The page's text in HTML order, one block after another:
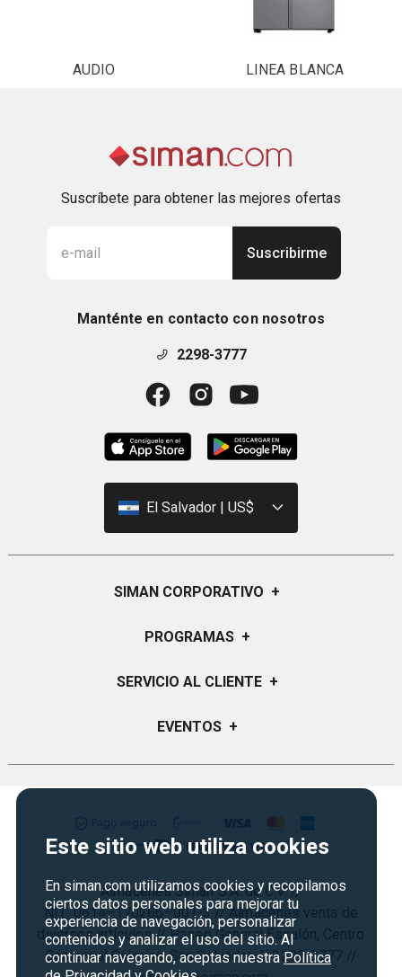
Este sitio web utiliza cookies
En siman.com utilizamos cookies y recopilamos
ciertos datos personales para mejorar tu
experiencia de navegación, personalizar
contenidos y analizar el uso del sitio. Al
continuar navegando, aceptas nuestra Política
AUDIO LINEA BLANCA
Suscríbete para obtener las mejores ofertas
Suscribirme
Manténte en contacto con nosotros
2298-3777
El Salvador | US$
SIMAN CORPORATIVO +
Quiénes Somos
Sucursales
PROGRAMAS +
Certificados de Regalo
Credisiman
Vende en Marketplace
SERVICIO AL CLIENTE +
Preguntas Frecuentes
Política de Privacidad
Derecho de Retracto
Condiciones de uso
Términos y condiciones
EVENTOS +
Cyber Monday
Agosto es diversión
Almacenes Siman S.A. de C.V. //
NIT: 0614–170266–001-3 // Almacenes venta de
diversos artículos // Paseo General Escalón, Centro
Comercial Galerías, San Salvador. // 2298-3777 //